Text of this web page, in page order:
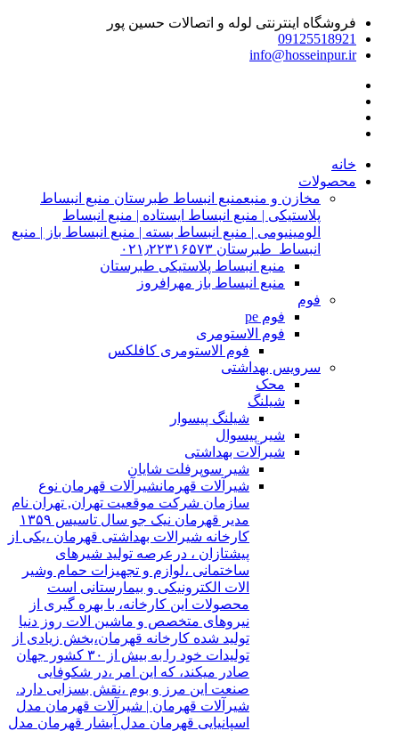
فروشگاه اینترنتی لوله و اتصالات حسین پور
09125518921
info@hosseinpur.ir
خانه
محصولات
مخازن و منبعمنبع انبساط طبرستان منبع انبساط
پلاستیکی | منبع انبساط ایستاده | منبع انبساط
الومینیومی | منبع انبساط بسته | منبع انبساط باز | منبع
انبساط طبرستان ۰۲۱٫۲۲۳۱۶۵۷۳
منبع انبساط پلاستیکی طبرستان
منبع انبساط باز مهرافروز
فوم
فوم pe
فوم الاستومری
فوم الاستومری کافلکس
سرویس بهداشتی
محک
شیلنگ
شیلنگ پیسوار
شیر پیسوال
شیرآلات بهداشتی
شیر سوپرفلت شایان
شیرآلات قهرمانشیرآلات قهرمان نوع
سازمان شرکت موقعیت تهران, تهران نام
مدیر قهرمان نیک جو سال تاسیس ۱۳۵۹
کارخانه شیرالات بهداشتی قهرمان ،یکی از
پیشتازان ، درعرصه تولید شیرهای
ساختمانی ،لوازم و تجهیزات حمام وشیر
الات الکترونیکی و بیمارستانی است
محصولات این کارخانه، با بهره گیری از
نیروهای متخصص و ماشین الات روز دنیا
تولید شده کارخانه قهرمان،بخش زیادی از
تولیدات خود را به بیش از ۳۰ کشور جهان
صادر میکند، که این امر ،در شکوفایی
صنعت این مرز و بوم ،نقش بسزایی دارد.
شیرآلات قهرمان | شیرآلات قهرمان مدل
اسپانیایی قهرمان مدل آبشار قهرمان مدل